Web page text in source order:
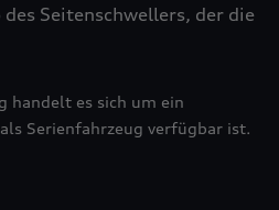
Seitenschwellers, der die
handelt es sich um ein
Serienfahrzeug verfügbar ist.